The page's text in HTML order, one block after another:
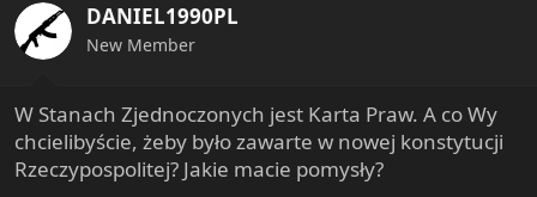
a
d
s
a
r
e
o
t
y
DANIEL1990PL
New Member
W Stanach Zjednoczonych jest Karta Praw. A co Wy
chcielibyście, żeby było zawarte w nowej konstytucji
Rzeczypospolitej? Jakie macie pomysły?